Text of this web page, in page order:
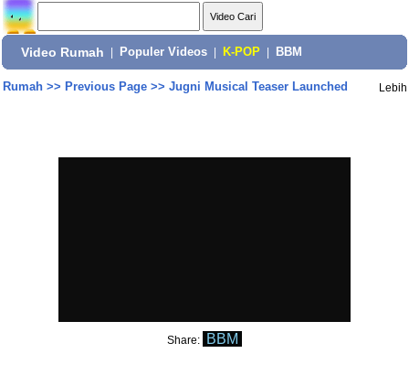
Video Rumah Populer Videos K-POP BBM
Rumah>> Previous Page>> Jugni Musical Teaser Launched Lebih
Share: BBM